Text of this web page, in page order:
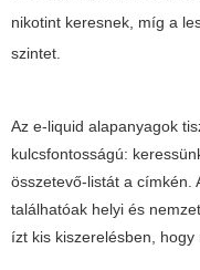
nikotint keresnek, míg a
szintet.
Az e-liquid alapanyagok
kulcsfontosságú:
összetevő-listát a címkén.
találhatóak helyi és
ízt kis kiszerelésben,